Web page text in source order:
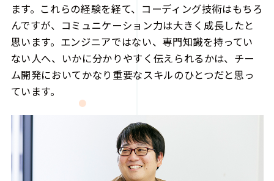
ます。これらの経験を経て、コーディング技術はもちろ
んですが、コミュニケーション力は大きく成長したと
思います。エンジニアではない、専門知識を持ってい
ない人へ、いかに分かりやすく伝えられるかは、チー
ム開発においてかなり重要なスキルのひとつだと思っ
ています。